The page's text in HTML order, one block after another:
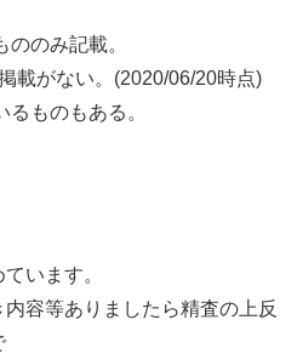
ののみ記載。
載がない。(2020/06/20時点)
るものもある。
います。
容等ありましたら精査の上反